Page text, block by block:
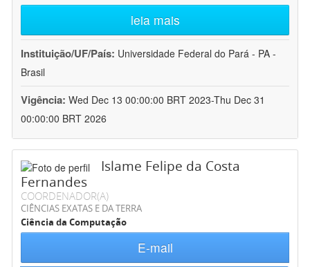
leia mais
Instituição/UF/País: Universidade Federal do Pará - PA -
Brasil
Vigência: Wed Dec 13 00:00:00 BRT 2023-Thu Dec 31
00:00:00 BRT 2026
Islame Felipe da Costa
Fernandes
COORDENADOR(A)
CIÊNCIAS EXATAS E DA TERRA
Ciência da Computação
E-mail